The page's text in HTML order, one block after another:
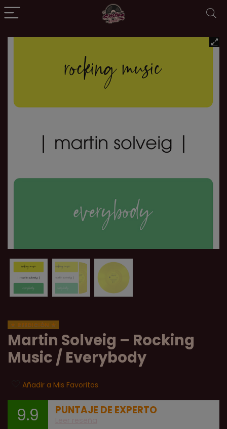
REEDICIÓN
Martin Solveig – Rocking
Music / Everybody
Añadir a Mis Favoritos
9.9 PUNTAJE DE EXPERTO